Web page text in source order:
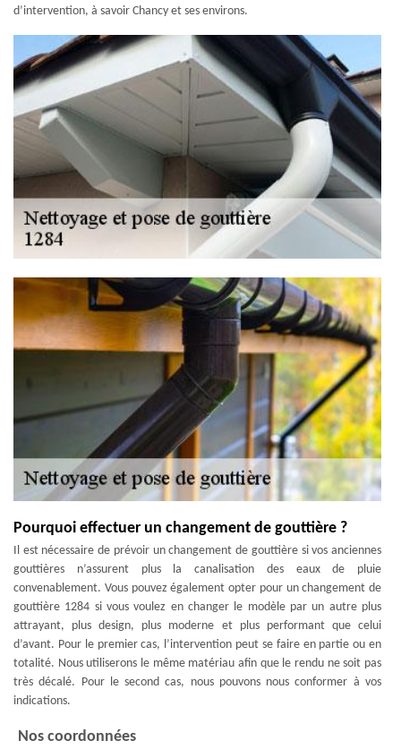
d’intervention, à savoir Chancy et ses environs.
Pourquoi effectuer un changement de gouttière ?
Il est nécessaire de prévoir un changement de gouttière si vos anciennes
gouttières n’assurent plus la canalisation des eaux de pluie
convenablement. Vous pouvez également opter pour un changement de
gouttière 1284 si vous voulez en changer le modèle par un autre plus
attrayant, plus design, plus moderne et plus performant que celui
d’avant. Pour le premier cas, l’intervention peut se faire en partie ou en
totalité. Nous utiliserons le même matériau afin que le rendu ne soit pas
très décalé. Pour le second cas, nous pouvons nous conformer à vos
indications.
Nos coordonnées